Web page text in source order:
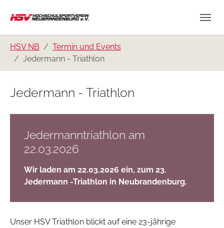
HSV NB
Termin und Events
Jedermann - Triathlon
Jedermann - Triathlon
Jedermanntriathlon am
22.03.2026
Wir laden am 22.03.2026 ein, zum 23.
Jedermann -Triathlon in Neubrandenburg.
Unser HSV Triathlon blickt auf eine 23-jährige